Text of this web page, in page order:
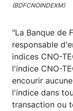
(BDFCNOINDEXM)
"La Banque de
responsable
indices CNO-
l'indice CNO-
encourir
l'indice dans
transaction ou